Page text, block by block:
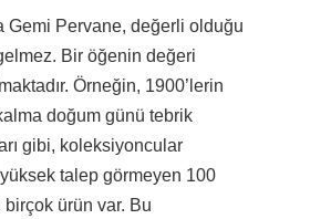
Gemi Pervane, değerli olduğu
Bir öğenin değeri
Örneğin, 1900’lerin
doğum günü tebrik
gibi, koleksiyoncular
talep görmeyen 100
birçok ürün var. Bu